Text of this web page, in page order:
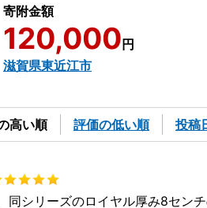
寄附金額
120,000 円
滋賀県東近江市
高い順 評価の低い順 投稿
同シリーズのロイヤル厚み8セン